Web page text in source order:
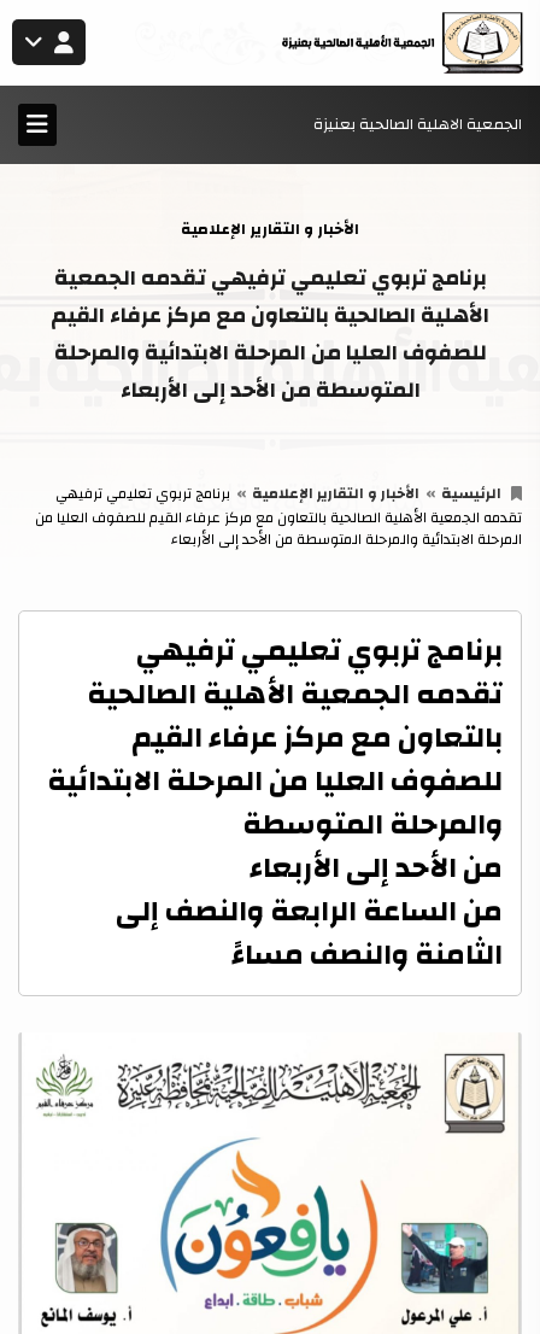
الجمعية الاهلية الصالحية بعنيزة
الأخبار و التقارير الإعلامية
برنامج تربوي تعليمي ترفيهي تقدمه الجمعية
الأهلية الصالحية بالتعاون مع مركز عرفاء القيم
للصفوف العليا من المرحلة الابتدائية والمرحلة
المتوسطة من الأحد إلى الأربعاء
الرئيسية الأخبار و التقارير الإعلامية
برنامج تربوي تعليمي ترفيهي
تقدمه الجمعية الأهلية الصالحية بالتعاون مع مركز عرفاء القيم للصفوف العليا من
المرحلة الابتدائية والمرحلة المتوسطة من الأحد إلى الأربعاء
برنامج تربوي تعليمي ترفيهي
تقدمه الجمعية الأهلية الصالحية
بالتعاون مع مركز عرفاء القيم
للصفوف العليا من المرحلة الابتدائية
والمرحلة المتوسطة
من الأحد إلى الأربعاء
من الساعة الرابعة والنصف إلى
الثامنة والنصف مساءً